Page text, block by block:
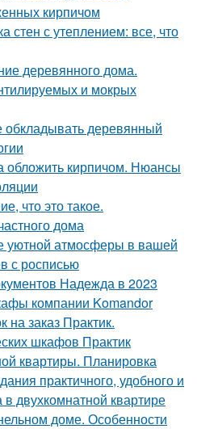
кирпичом
стен с утеплением: все, что
деревянного дома.
и мокрых
деревянный
обложить кирпичом. Нюансы
что это такое.
дома
уютной атмосферы в вашей
с росписью
Надежда в 2023
компании Komandor
заказ Практик.
шкафов Практик
квартиры. Планировка
практичного, удобного и
двухкомнатной квартире
доме. Особенности